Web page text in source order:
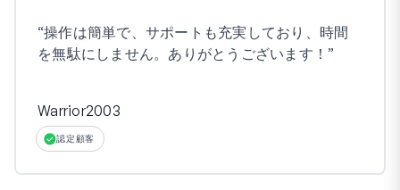
“操作は簡単で、サポートも充実しており、時間
を無駄にしません。ありがとうございます！ ”
Warrior2003
認定顧客